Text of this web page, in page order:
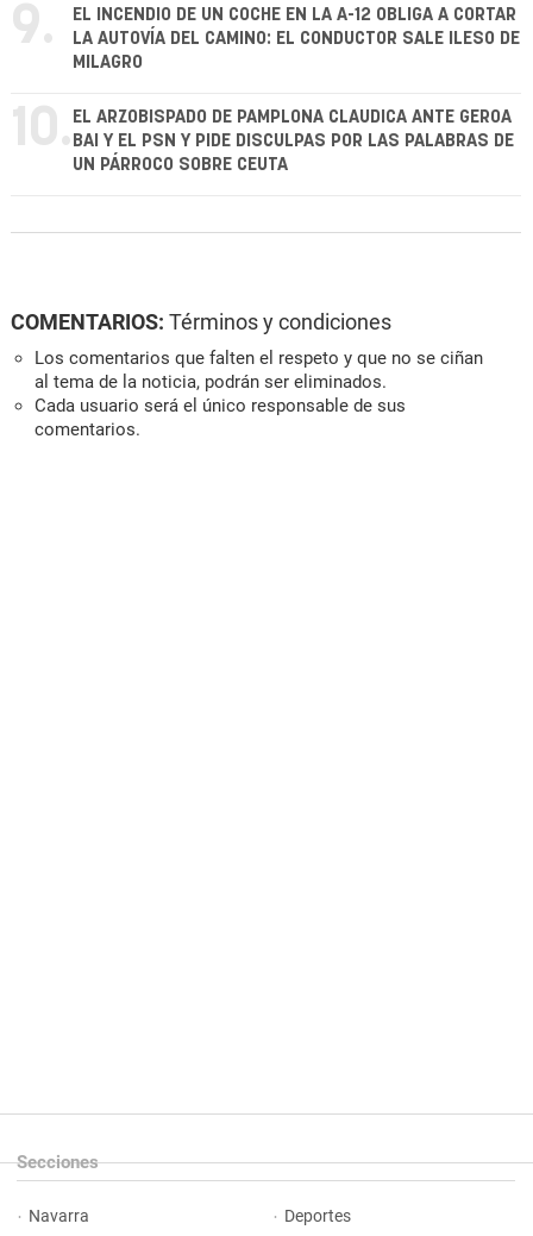
9.
EL INCENDIO DE UN COCHE EN LA A-12 OBLIGA A CORTAR
LA AUTOVÍA DEL CAMINO: EL CONDUCTOR SALE ILESO DE
MILAGRO
10. EL ARZOBISPADO DE PAMPLONA CLAUDICA ANTE GEROA
BAI Y EL PSN Y PIDE DISCULPAS POR LAS PALABRAS DE
UN PÁRROCO SOBRE CEUTA
COMENTARIOS: Términos y condiciones
Los comentarios que falten el respeto y que no se ciñan
al tema de la noticia, podrán ser eliminados.
Cada usuario será el único responsable de sus
comentarios.
Secciones
Navarra Deportes